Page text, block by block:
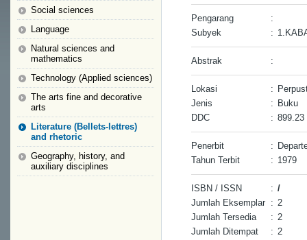
Social sciences
Language
Natural sciences and
mathematics
Technology (Applied sciences)
The arts fine and decorative
arts
Literature (Bellets-lettres)
and rhetoric
Geography, history, and
auxiliary disciplines
Pengarang
:
Subyek
:
Abstrak :
Lokasi :
Jenis
: Buku
DDC
: 899.23
Penerbit :
Tahun Terbit
: 1979
ISBN / ISSN : /
Jumlah Eksemplar : 2
Jumlah Tersedia
: 2
Jumlah Ditempat
: 2